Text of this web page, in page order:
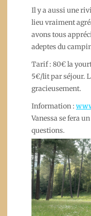
Il y a aussi une
lieu vraiment
avons tous
adeptes du
Tarif : 80€ la
5€/lit par séjour.
gracieusement.
Information :
Vanessa se fera
questions.